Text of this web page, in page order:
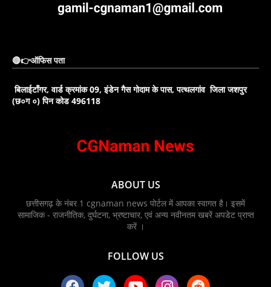
🔴👉ऑफिस पता
बिलाईटाँगर, वार्ड क्रमांक 09, इंडेन गैस गोदाम के पास, पत्थलगांव जिला जशपुर
(छ०ग ०) पिन कोड 496118
ABOUT US
छत्तीसगढ़ के नंबर 1 cgnaman news पोर्टल में आपका स्वागत है। इसमें
सामाजिक - राजनीतिक, दुर्घटना, भ्रष्टाचार, एवं अन्य नवीनतम खबरें अपडेट प्राप्त
करें ।
FOLLOW US